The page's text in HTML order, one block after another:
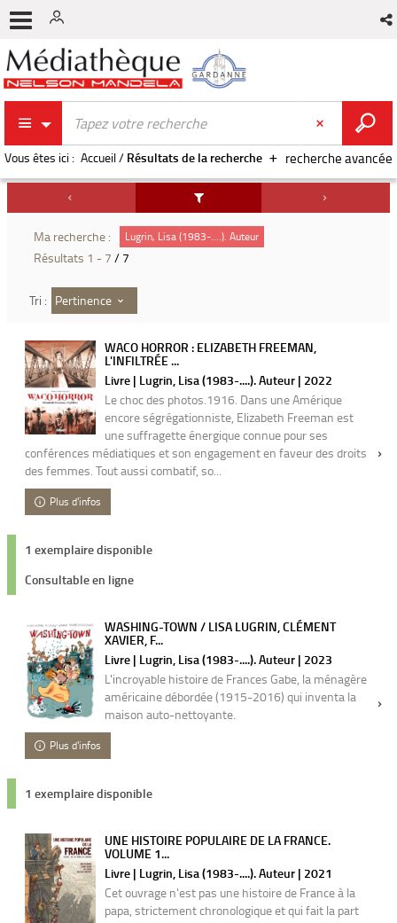
recherche avancée
Vous êtes ici : Accueil/ Résultats de la recherche
Ma recherche : Lugrin, Lisa (1983-....). Auteur
Résultats 1 - 7 / 7
Tri : Pertinence
WACO HORROR : ELIZABETH FREEMAN,
L'INFILTRÉE ...
Livre | Lugrin, Lisa (1983-....). Auteur | 2022
Le choc des photos.1916. Dans une Amérique
encore ségrégationniste, Elizabeth Freeman est
une suffragette énergique connue pour ses
conférences médiatiques et son engagement en faveur des droits
des femmes. Tout aussi combatif, so...
Plus d'infos
1 exemplaire disponible
Consultable en ligne
WASHING-TOWN / LISA LUGRIN, CLÉMENT
XAVIER, F...
Livre | Lugrin, Lisa (1983-....). Auteur | 2023
L'incroyable histoire de Frances Gabe, la ménagère
américaine débordée (1915-2016) qui inventa la
maison auto-nettoyante.
Plus d'infos
1 exemplaire disponible
UNE HISTOIRE POPULAIRE DE LA FRANCE.
VOLUME 1...
Livre | Lugrin, Lisa (1983-....). Auteur | 2021
Cet ouvrage n'est pas une histoire de France à la
papa, strictement chronologique et qui fait la part